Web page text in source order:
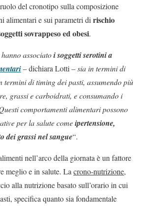
del cronotipo sulla composizione
alimentari e sui parametri dirischio
sovrappeso ed obesi.
associatoi soggetti serotini a
– dichiara Lotti –sia in termini di
termini di timing dei pasti, assumendo più
grassi e carboidrati, e consumando i
comportamenti alimentari possono
per la salute comeipertensione,
dei grassi nel sangue“.
nell’arco della giornata è un fattore
meglio e in salute. Lacrono-nutrizione,
alla nutrizione basato sull’orario in cui
specifica quanto sia fondamentale